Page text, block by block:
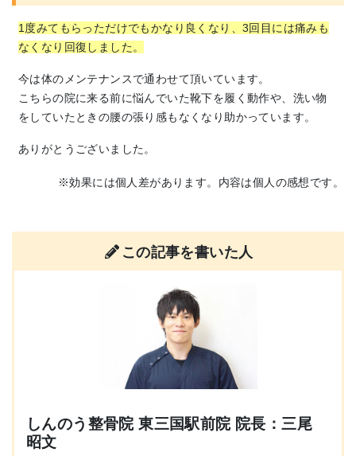
1度みてもらっただけでもかなり良くなり、 3回目には痛みも
なくなり回復しました。
今は体のメンテナンスで通わせて頂いています。
こちらの院に来る前に悩んでいた靴下を履く動作や、洗い物
をしていたときの腰の張り感もなくなり助かっています。
ありがとうございました。
※効果には個人差があります。内容は個人の感想です。
この記事を書いた人
しんのう整骨院 東三国駅前院 院長：三尾
昭文